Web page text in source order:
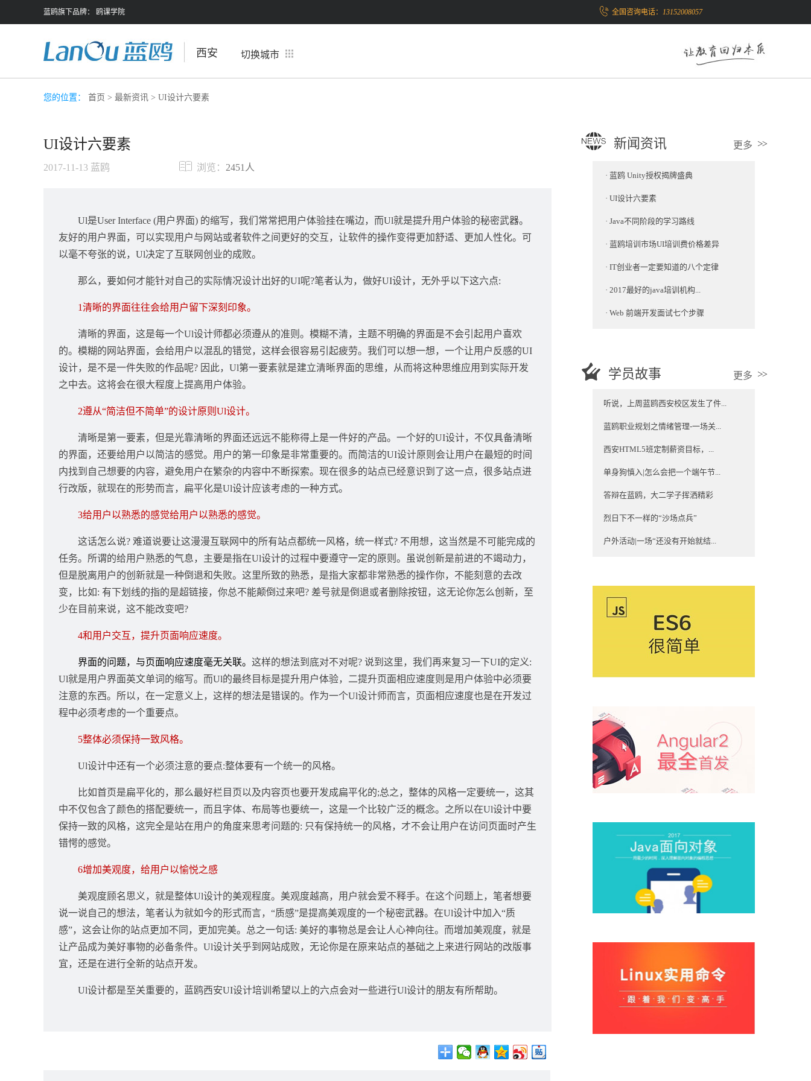
蓝鸥旗下品牌： 鸥课学院 全国咨询电话： 13152008057
西安 切换城市
您的位置： 首页 > 最新资讯 > UI设计六要素
UI设计六要素
2017-11-13 蓝鸥 2451人
浏览：
Ul是User Interface (用户界面) 的缩写，我们常常把用户体验挂在嘴边，而Ul就是提升用户体验的秘密武器。
友好的用户界面，可以实现用户与网站或者软件之间更好的交互，让软件的操作变得更加舒适、更加人性化。可
以毫不夸张的说，Ul决定了互联网创业的成败。
那么，要如何才能针对自己的实际情况设计出好的UI呢?笔者认为，做好UI设计，无外乎以下这六点:
1清晰的界面往往会给用户留下深刻印象。
清晰的界面，这是每一个Ul设计师都必须遵从的准则。模糊不清，主题不明确的界面是不会引起用户喜欢
的。模糊的网站界面，会给用户以混乱的错觉，这样会很容易引起疲劳。我们可以想一想，一个让用户反感的UI
设计，是不是一件失败的作品呢? 因此，Ul第一要素就是建立清晰界面的思维，从而将这种思维应用到实际开发
之中去。这将会在很大程度上提高用户体验。
2遵从“简洁但不简单”的设计原则Ul设计。
清晰是第一要素，但是光靠清晰的界面还远远不能称得上是一件好的产品。一个好的UI设计，不仅具备清晰
的界面，还要给用户以简洁的感觉。用户的第一印象是非常重要的。而简洁的UI设计原则会让用户在最短的时间
内找到自己想要的内容，避免用户在繁杂的内容中不断探索。现在很多的站点已经意识到了这一点，很多站点进
行改版，就现在的形势而言，扁平化是Ul设计应该考虑的一种方式。
3给用户以熟悉的感觉给用户以熟悉的感觉。
这话怎么说? 难道说要让这漫漫互联网中的所有站点都统一风格，统一样式? 不用想，这当然是不可能完成的
任务。所谓的给用户熟悉的气息，主要是指在Ul设计的过程中要遵守一定的原则。虽说创新是前进的不竭动力，
但是脱离用户的创新就是一种倒退和失败。这里所致的熟悉，是指大家都非常熟悉的操作你，不能刻意的去改
变，比如: 有下划线的指的是超链接，你总不能颠倒过来吧? 差号就是倒退或者删除按钮，这无论你怎么创新，至
少在目前来说，这不能改变吧?
4和用户交互，提升页面响应速度。
界面的问题，与页面响应速度毫无关联。 这样的想法到底对不对呢? 说到这里，我们再来复习一下UI的定义:
Ul就是用户界面英文单词的缩写。而Ul的最终目标是提升用户体验，二提升页面相应速度则是用户体验中必须要
注意的东西。所以，在一定意义上，这样的想法是错误的。作为一个Ul设计师而言，页面相应速度也是在开发过
程中必须考虑的一个重要点。
5整体必须保持一致风格。
Ul设计中还有一个必须注意的要点:整体要有一个统一的风格。
比如首页是扁平化的，那么最好栏目页以及内容页也要开发成扁平化的;总之，整体的风格一定要统一，这其
中不仅包含了颜色的搭配要统一，而且字体、布局等也要统一，这是一个比较广泛的概念。之所以在Ul设计中要
保持一致的风格，这完全是站在用户的角度来思考问题的: 只有保持统一的风格，才不会让用户在访问页面时产生
错愕的感觉。
6增加美观度，给用户以愉悦之感
美观度顾名思义，就是整体Ul设计的美观程度。美观度越高，用户就会爱不释手。在这个问题上，笔者想要
说一说自己的想法，笔者认为就如今的形式而言，“质感”是提高美观度的一个秘密武器。在Ul设计中加入“质
感”，这会让你的站点更加不同，更加完美。总之一句话: 美好的事物总是会让人心神向往。而增加美观度，就是
让产品成为美好事物的必备条件。Ul设计关乎到网站成败，无论你是在原来站点的基础之上来进行网站的改版事
宜，还是在进行全新的站点开发。
Ul设计都是至关重要的， 蓝鸥西安UI设计培训 希望以上的六点会对一些进行Ul设计的朋友有所帮助。
新闻资讯 更多
· 蓝鸥 Unity授权揭牌盛典
· UI设计六要素
· Java不同阶段的学习路线
· 蓝鸥培训市场UI培训费价格差异
· IT创业者一定要知道的八个定律
· 2017最好的java培训机构...
· Web 前端开发面试七个步骤
学员故事 更多
听说，上周蓝鸥西安校区发生了件...
蓝鸥职业规划之情绪管理-一场关...
西安HTML5班定制薪资目标，...
单身狗慎入|怎么会把一个端午节...
答辩在蓝鸥，大二学子挥洒精彩
烈日下不一样的“沙场点兵”
户外活动|一场“还没有开始就结...